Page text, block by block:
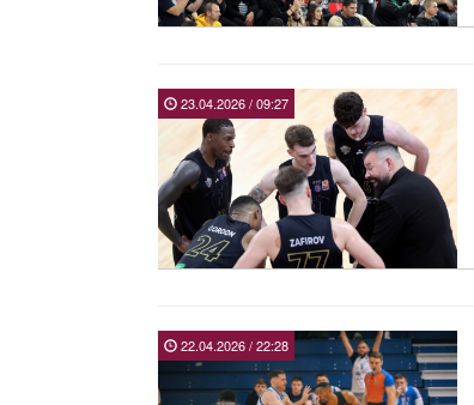
23.04.2026 / 09:27
22.04.2026 / 22:28